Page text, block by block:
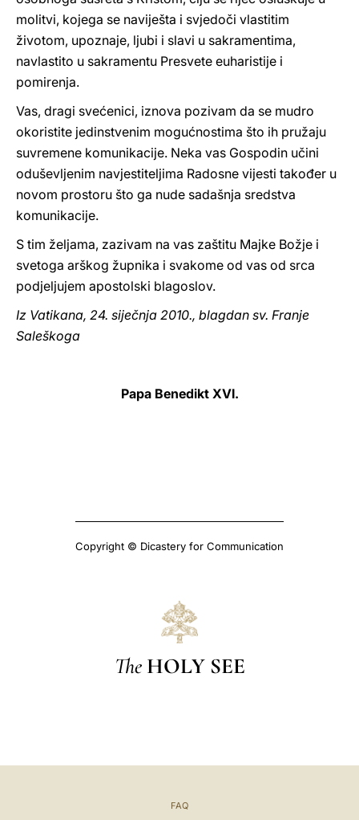
molitvi, kojega se naviješta i svjedoči vlastitim
životom, upoznaje, ljubi i slavi u sakramentima,
navlastito u sakramentu Presvete euharistije i
pomirenja.
Vas, dragi svećenici, iznova pozivam da se mudro
okoristite jedinstvenim mogućnostima što ih pružaju
suvremene komunikacije. Neka vas Gospodin učini
oduševljenim navjestiteljima Radosne vijesti također u
novom prostoru što ga nude sadašnja sredstva
komunikacije.
S tim željama, zazivam na vas zaštitu Majke Božje i
svetoga arškog župnika i svakome od vas od srca
podjeljujem apostolski blagoslov.
Iz Vatikana, 24. siječnja 2010., blagdan sv. Franje
Saleškoga
Papa Benedikt XVI.
Copyright © Dicastery for Communication
The HOLY SEE
FAQ